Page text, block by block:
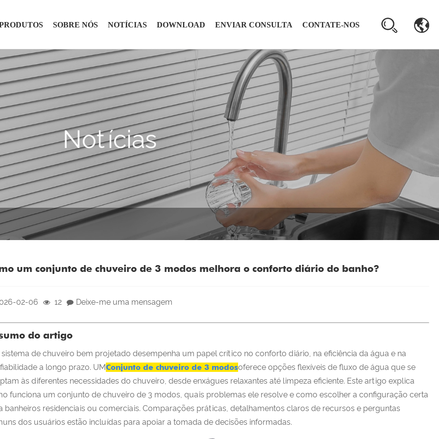
SOBRE NÓS NOTÍCIAS DOWNLOAD ENVIAR CONSULTA CONTATE-NOS
Notícias
um conjunto de chuveiro de 3 modos melhora o conforto diário do banho?
02-06 12 Deixe-me uma mensagem
do artigo
de chuveiro bem projetado desempenha um papel crítico no conforto diário, na eficiência da água e na
a longo prazo. UMConjunto de chuveiro de 3 modosoferece opções flexíveis de fluxo de água que se
às diferentes necessidades do chuveiro, desde enxágues relaxantes até limpeza eficiente. Este artigo explica
funciona um conjunto de chuveiro de 3 modos, quais problemas ele resolve e como escolher a configuração certa
banheiros residenciais ou comerciais. Comparações práticas, detalhamentos claros de recursos e perguntas
dos usuários estão incluídas para apoiar a tomada de decisões informadas.